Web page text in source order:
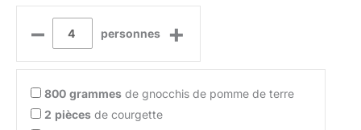
– personnes +
800 grammes de gnocchis de pomme de terre
2 pièces de courgette